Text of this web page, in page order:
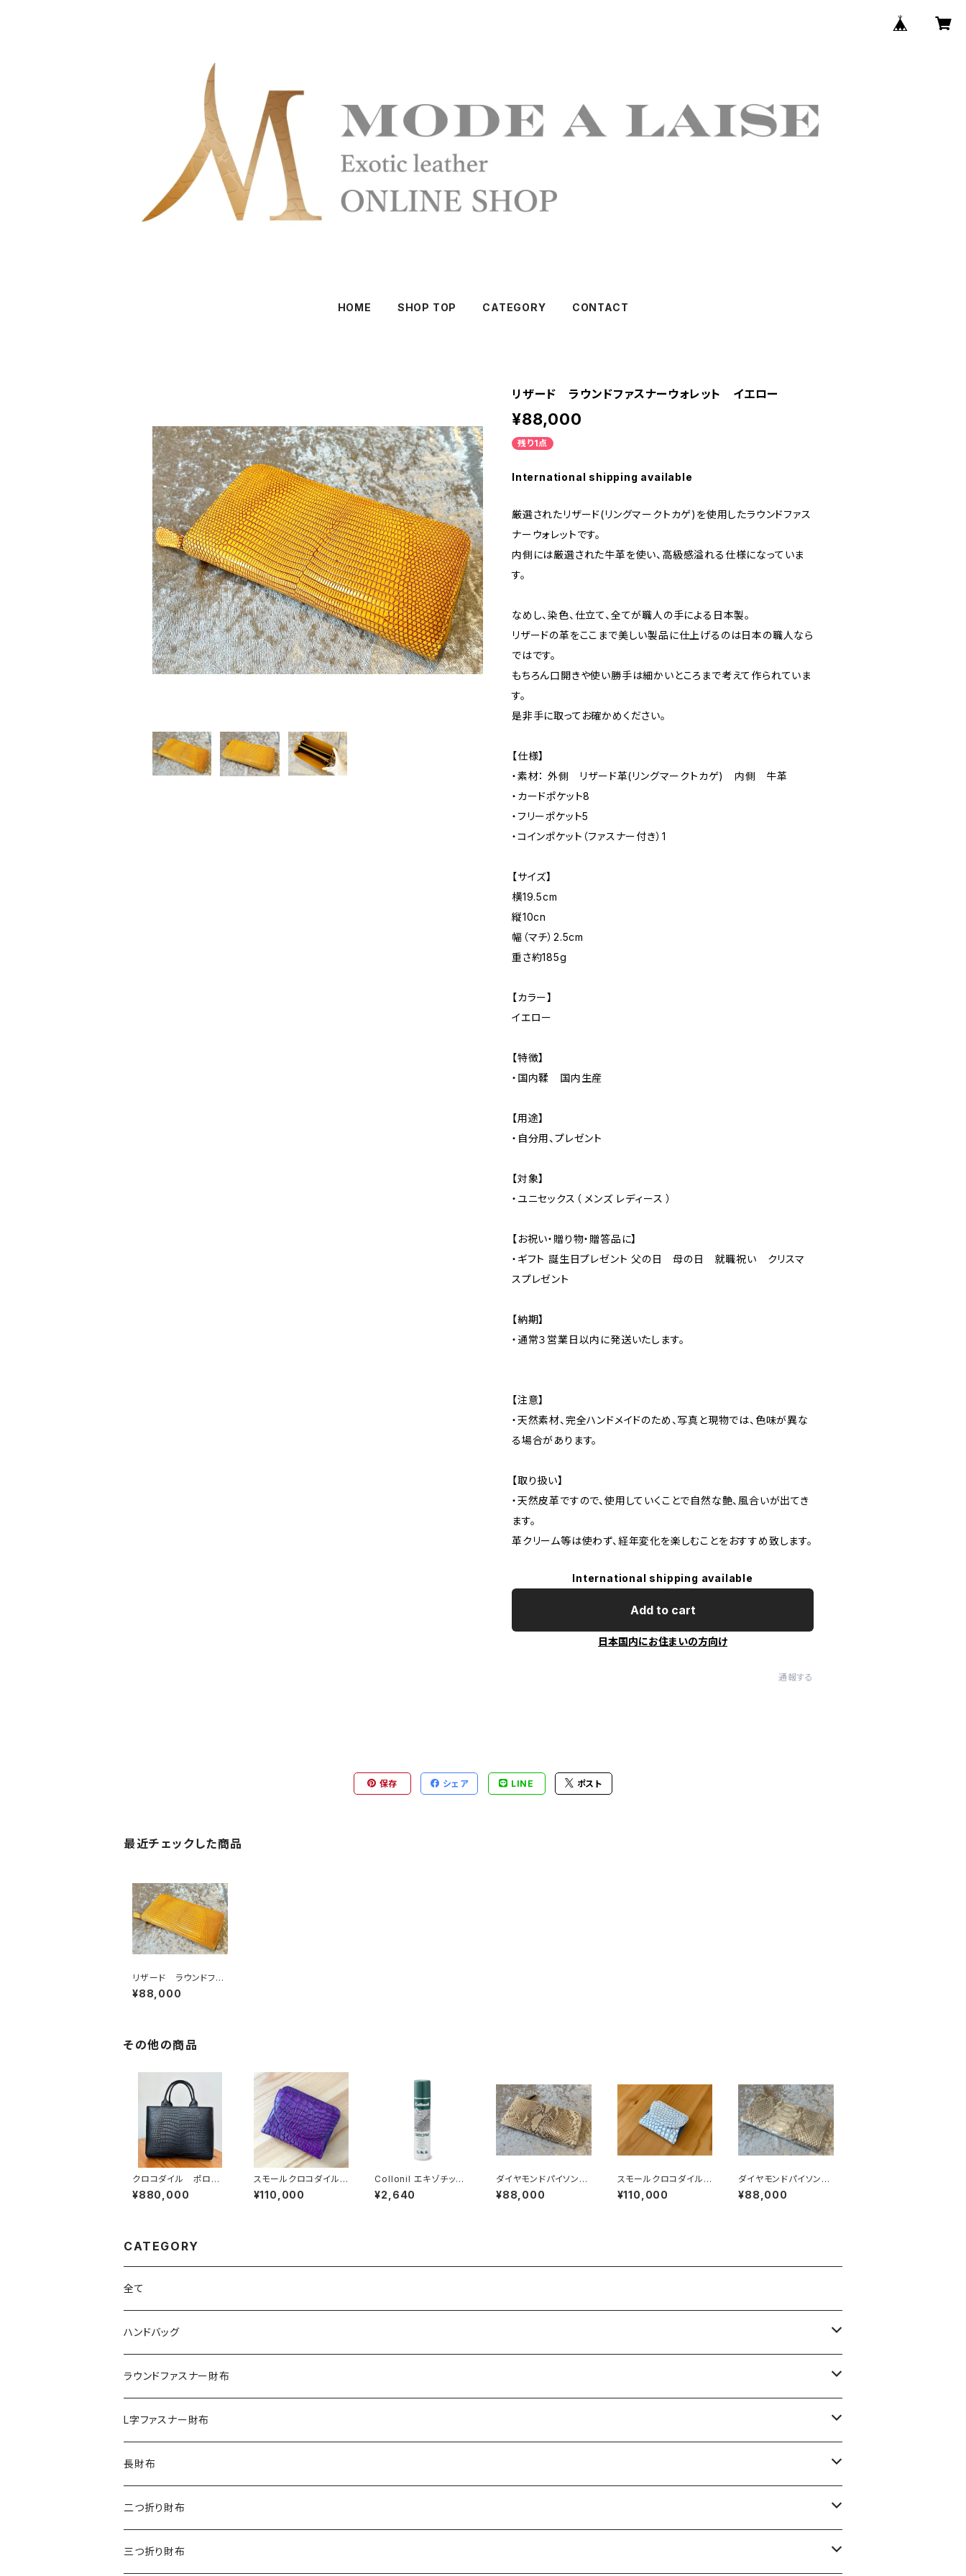
HOME SHOP TOP CATEGORY CONTACT
リザード ラウンドファスナーウォレット イエロー
¥88,000
残り1点
International shipping available
厳選されたリザード(リングマークトカゲ)を使用したラウンドファス
ナーウォレットです。
内側には厳選された牛革を使い、高級感溢れる仕様になっていま
す。
なめし、染色、仕立て、全てが職人の手による日本製。
リザードの革をここまで美しい製品に仕上げるのは日本の職人なら
ではです。
もちろん口開きや使い勝手は細かいところまで考えて作られていま
す。
是非手に取ってお確かめください。
【仕様】
・素材： 外側 リザード革(リングマークトカゲ) 内側 牛革
・カードポケット8
・フリーポケット5
・コインポケット（ファスナー付き）1
【サイズ】
横19.5cm
縦10cn
幅（マチ）2.5cm
重さ約185g
【カラー】
イエロー
【特徴】
・国内鞣 国内生産
【用途】
・自分用、プレゼント
【対象】
・ユニセックス（ メンズ レディース ）
【お祝い・贈り物・贈答品に】
・ギフト 誕生日プレゼント 父の日 母の日 就職祝い クリスマ
スプレゼント
【納期】
・通常３営業日以内に発送いたします。
【注意】
・天然素材、完全ハンドメイドのため、写真と現物では、色味が異な
る場合があります。
【取り扱い】
・天然皮革ですので、使用していくことで自然な艶、風合いが出てき
ます。
革クリーム等は使わず、経年変化を楽しむことをおすすめ致します。
International shipping available
Add to cart
日本国内にお住まいの方向け
通報する
保存 シェア LINE ポスト
最近チェックした商品
リザード ラウンドファ
スナーウォレット イエ
ロー
¥88,000
その他の商品
クロコダイル ポロサ
ス トートバッグ 黒
¥880,000
スモールクロコダイル
（ポロサス） 二つ折
り コンパクトウォレッ
¥110,000
Collonil エキゾチック
スプレー PCF FREE
¥2,640
ダイヤモンドパイソン
L字ファスナーウォレッ
ト ナチュラル
¥88,000
スモールクロコダイル
(ポロサス) 二つ折コ
ンパクトウォレット ホ
¥110,000
ダイヤモンドパイソン
L字ファスナーウォレッ
ト シルバーナチュラル
¥88,000
CATEGORY
全て
ハンドバッグ
クロコダイル
ダイヤモンドパイソン
オーストリッチ
シャーク
リザード
ラウンドファスナー財布
クロコダイル
ダイヤモンドパイソン
オーストリッチ
シャーク
L字ファスナー財布
クロコダイル
ダイヤモンドパイソン
オーストリッチ
長財布
クロコダイル
ダイヤモンドパイソン
二つ折り財布
クロコダイル
三つ折り財布